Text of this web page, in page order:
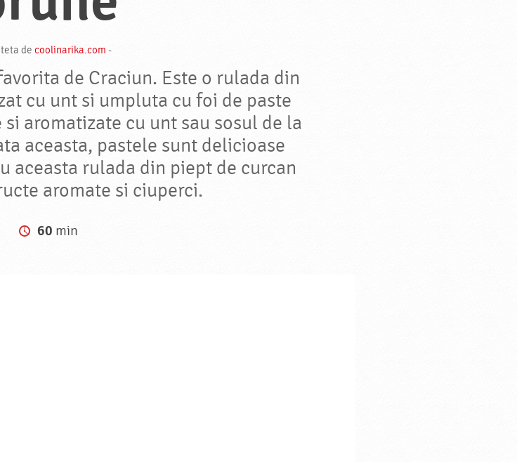
decoolinarika.com -
de Craciun. Este o rulada din
cu unt si umpluta cu foi de paste
aromatizate cu unt sau sosul de la
aceasta, pastele sunt delicioase
aceasta rulada din piept de curcan
aromate si ciuperci.
60 min